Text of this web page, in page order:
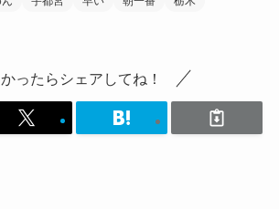
ったらシェアしてね！